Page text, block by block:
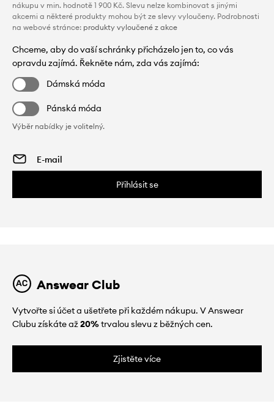
nákupu v min. hodnotě 1 900 Kč. Slevu nelze kombinovat s jinými
akcemi a některé produkty mohou být ze slevy vyloučeny. Podrobnosti
na webové stránce: produkty vyloučené z akce
Chceme, aby do vaší schránky přicházelo jen to, co vás
opravdu zajímá. Řekněte nám, zda vás zajímá:
Dámská móda
Pánská móda
Výběr nabídky je volitelný.
Přihlásit se
Answear Club
Vytvořte si účet a ušetřete při každém nákupu. V Answear
Clubu získáte až20%trvalou slevu z běžných cen.
Zjistěte více